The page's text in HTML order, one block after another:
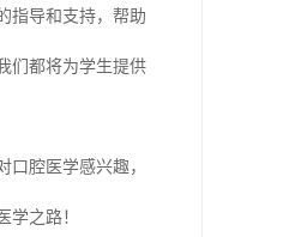
指导和支持，帮助
们都将为学生提供
腔医学感兴趣，
之路！